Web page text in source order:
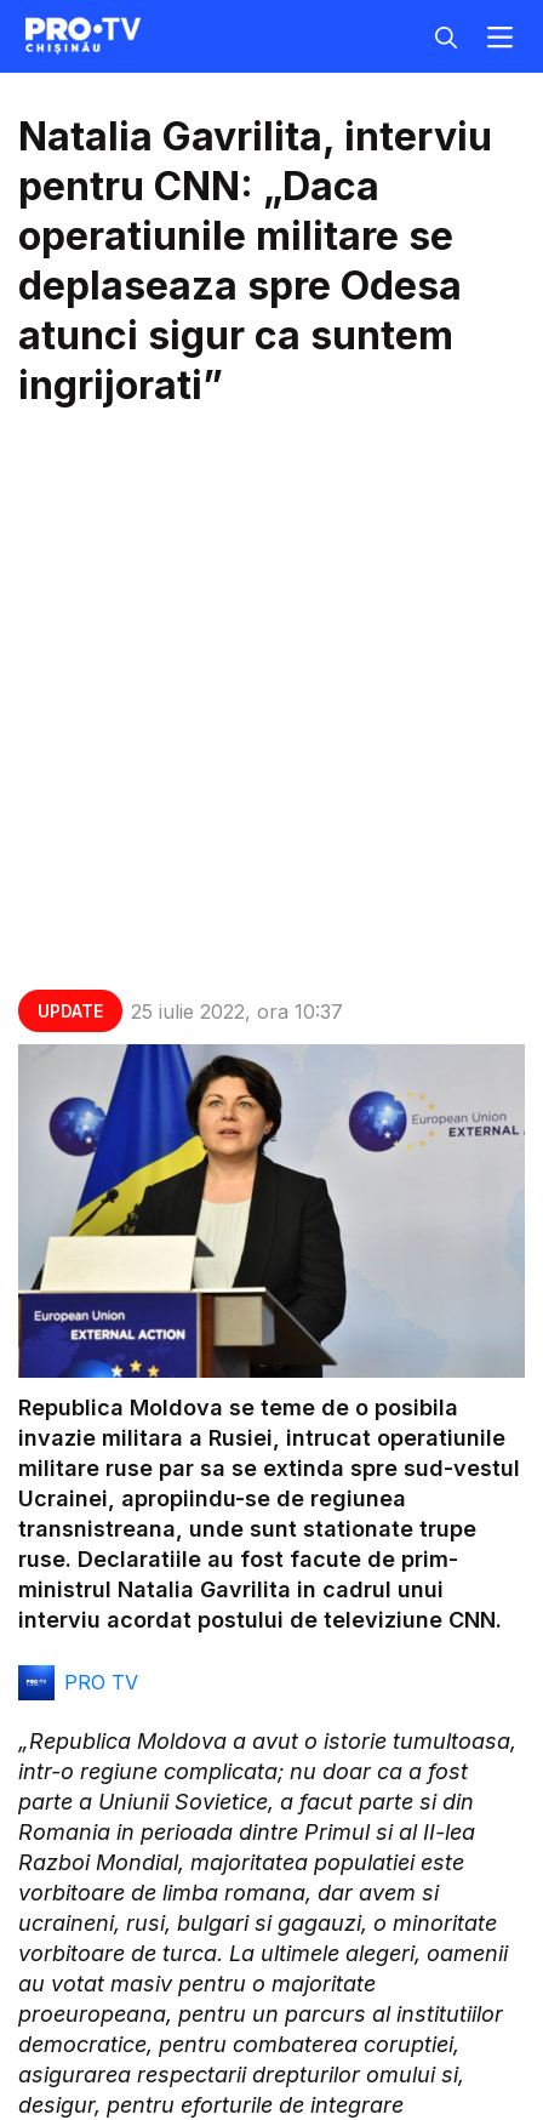
UPDATE 25 iulie 2022, ora 10:37
Natalia Gavrilita, interviu
pentru CNN: „Daca
operatiunile militare se
deplaseaza spre Odesa
atunci sigur ca suntem
ingrijorati”
Republica Moldova se teme de o posibila
invazie militara a Rusiei, intrucat operatiunile
militare ruse par sa se extinda spre sud-vestul
Ucrainei, apropiindu-se de regiunea
transnistreana, unde sunt stationate trupe
ruse. Declaratiile au fost facute de prim-
ministrul Natalia Gavrilita in cadrul unui
interviu acordat postului de televiziune CNN.
PRO TV
„Republica Moldova a avut o istorie tumultoasa,
intr-o regiune complicata; nu doar ca a fost
parte a Uniunii Sovietice, a facut parte si din
Romania in perioada dintre Primul si al II-lea
Razboi Mondial, majoritatea populatiei este
vorbitoare de limba romana, dar avem si
ucraineni, rusi, bulgari si gagauzi, o minoritate
vorbitoare de turca. La ultimele alegeri, oamenii
au votat masiv pentru o majoritate
proeuropeana, pentru un parcurs al institutiilor
democratice, pentru combaterea coruptiei,
asigurarea respectarii drepturilor omului si,
desigur, pentru eforturile de integrare